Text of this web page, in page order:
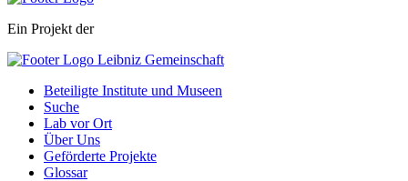
Ein Projekt der
Beteiligte Institute und Museen
Suche
Lab vor Ort
Über Uns
Geförderte Projekte
Glossar